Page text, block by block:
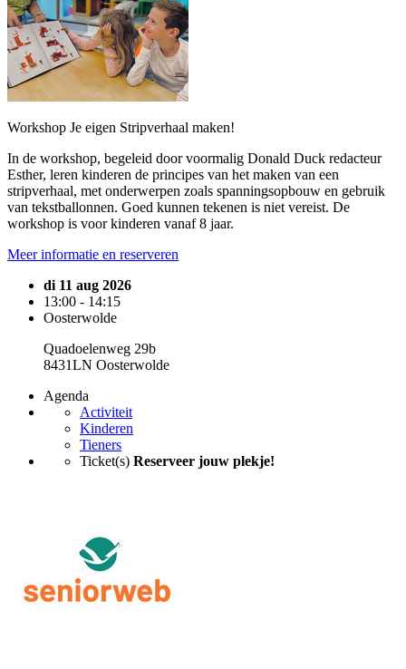
Workshop Je eigen Stripverhaal maken!
In de workshop, begeleid door voormalig Donald Duck redacteur
Esther, leren kinderen de principes van het maken van een
stripverhaal, met onderwerpen zoals spanningsopbouw en gebruik
van tekstballonnen. Goed kunnen tekenen is niet vereist. De
workshop is voor kinderen vanaf 8 jaar.
Meer informatie en reserveren
di 11 aug 2026
13:00 - 14:15
Oosterwolde
Quadoelenweg 29b
8431LN Oosterwolde
Agenda
Activiteit
Kinderen
Tieners
Ticket(s) Reserveer jouw plekje!